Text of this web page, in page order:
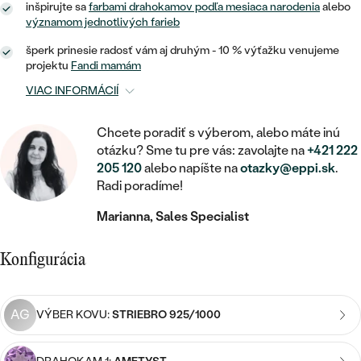
RUČNE RYTÉ
S VÝPLŇOU
SVADOBNÉ SETY
PODĽA CENY
CENOVO DOSTUPNÉ
LUXUSNÉ
ZAČAŤ S DIAMANTOM
ZAČAŤ S LABGROWN DIAMANTOM
ZAČAŤ S FAREBNÝM DIAMANTOM
PODĽA DRAHOKAMU
DIAMANT
LAB GROWN DIAMANT
ČIERNY DIAMANT
DETSKÉ ŠPERKY
BROŠNE
PODĽA MATERIÁLU
ZLATÉ
PLATINOVÉ
PODĽA DRAHOKAMU
S DIAMANTMI
DETSKÉ
PIERCING
S DIAMANTMI
S DRAHOKAMAMI
S PERLAMI
PODĽA CENY
CENOVO DOSTUPNÉ
LUXUSNÉ
MEDAILÓNY
RETIAZKY
SO ZVIERATAMI
PODĽA DRAHOKAMU
S DRAHOKAMAMI
S PERLAMI
PODĽA CENY
PERSONALIZOVANÉ
PODĽA DRAHOKAMU
S DIAMANTMI
S DRAHOKAMAMI
PODĽA CENY
CENOVO DOSTUPNÉ
inšpirujte safarbami drahokamov podľa mesiaca narodeniaalebo
významom jednotlivých farieb
šperk prinesie radosť vám aj druhým - 10 % výťažku venujeme
projektu Fandi mamám
VIAC INFORMÁCIÍ
Chcete poradiť s výberom, alebo máte inú
otázku? Sme tu pre vás: zavolajte na+421 222
205 120alebo napíšte naotazky@eppi.sk.
Radi poradíme!
Marianna, Sales Specialist
Konfigurácia
AG VÝBER KOVU:STRIEBRO 925/1000